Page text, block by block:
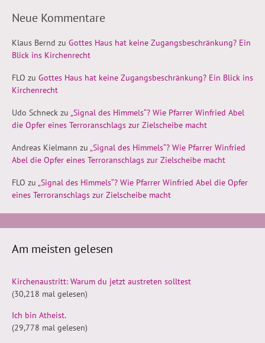
Neue Kommentare
Klaus Bernd zu Gottes Haus hat keine Zugangsbeschränkung? Ein
Blick ins Kirchenrecht
FLO zu Gottes Haus hat keine Zugangsbeschränkung? Ein Blick ins
Kirchenrecht
Udo Schneck zu „Signal des Himmels“? Wie Pfarrer Winfried Abel
die Opfer eines Terroranschlags zur Zielscheibe macht
Andreas Kielmann zu „Signal des Himmels“? Wie Pfarrer Winfried
Abel die Opfer eines Terroranschlags zur Zielscheibe macht
FLO zu „Signal des Himmels“? Wie Pfarrer Winfried Abel die Opfer
eines Terroranschlags zur Zielscheibe macht
Am meisten gelesen
Kirchenaustritt: Warum du jetzt austreten solltest
(30,218 mal gelesen)
Ich bin Atheist.
(29,778 mal gelesen)